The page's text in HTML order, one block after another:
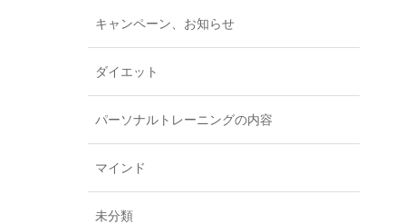
キャンペーン、お知らせ
ダイエット
パーソナルトレーニングの内容
マインド
未分類